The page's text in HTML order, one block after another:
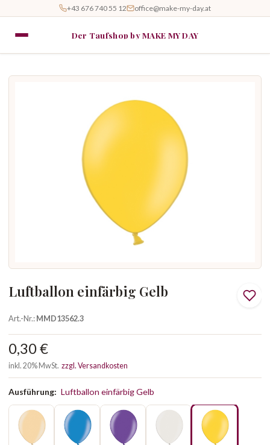
+43 676 740 55 12 office@make-my-day.at
Der Taufshop by MAKE MY DAY
Luftballon einfärbig Gelb
Art.-Nr.:MMD13562.3
0,30 €
inkl. 20% MwSt. zzgl. Versandkosten
Ausführung: Luftballon einfärbig Gelb